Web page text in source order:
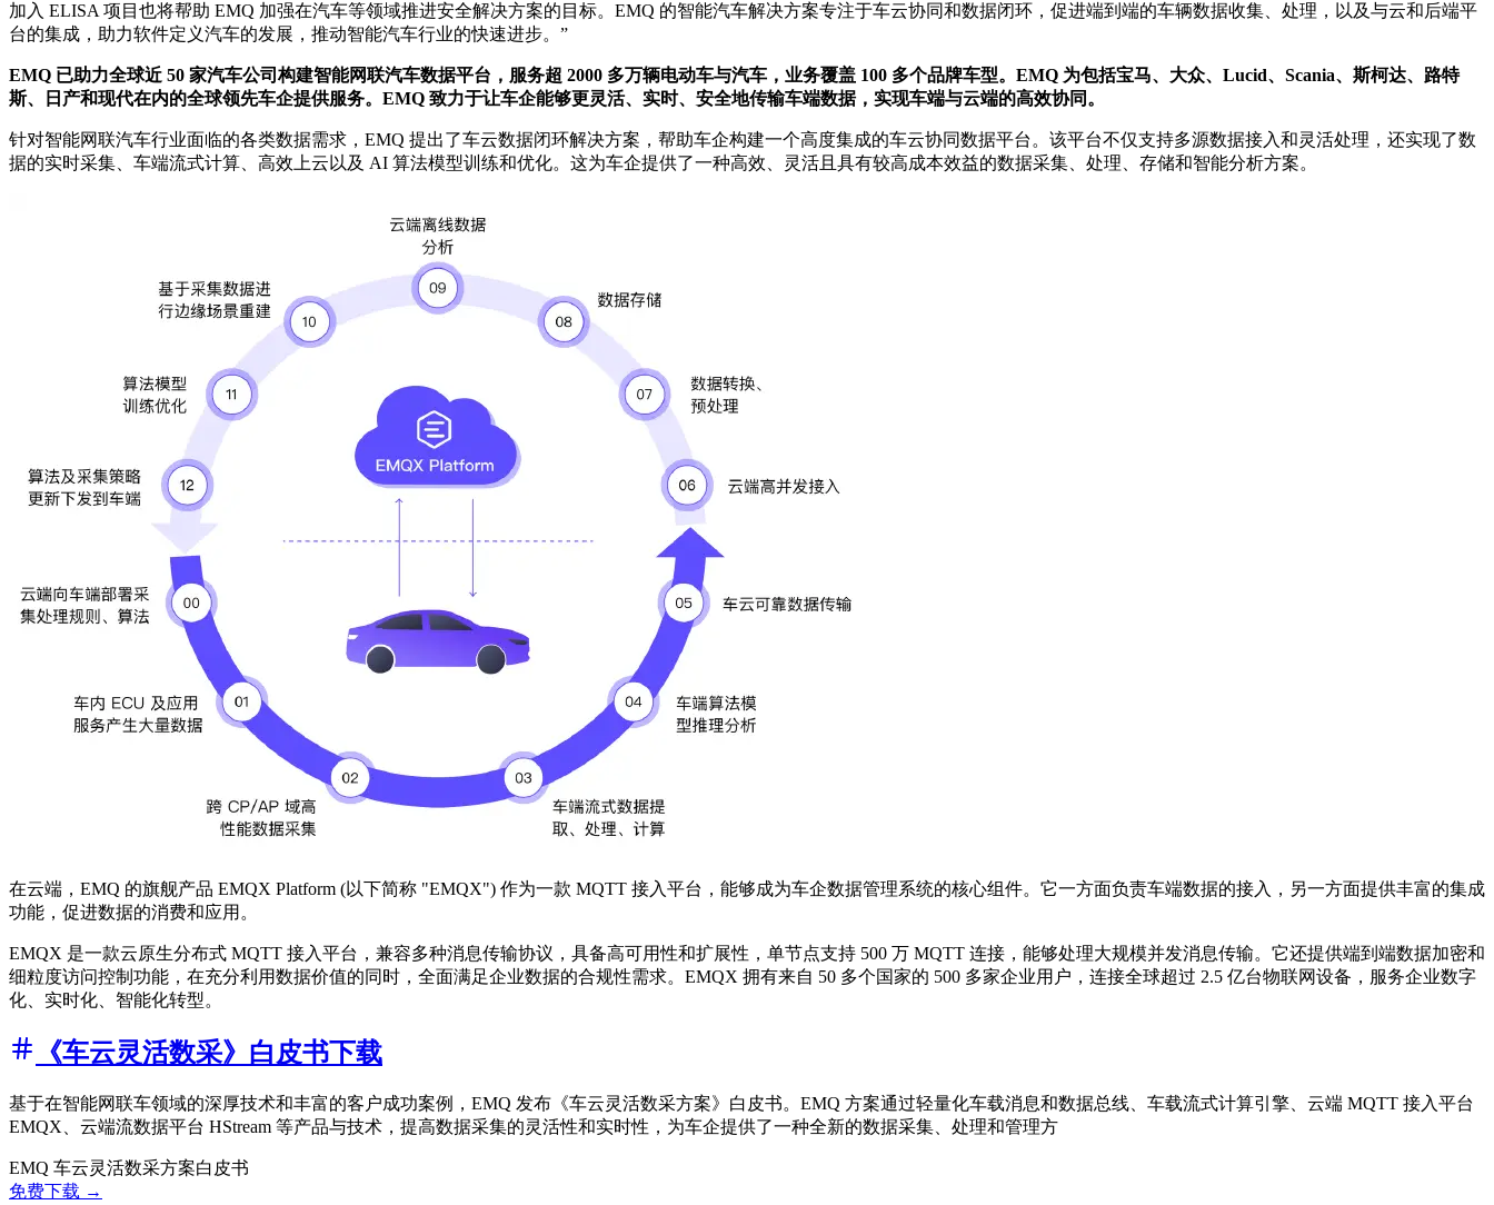
加入 ELISA 项目也将帮助 EMQ 加强在汽车等领域推进安全解决方案的目标。EMQ 的智能汽车解决方案专注于车云协同和数据闭环，促进端到端的车辆数据收集、处理，以及与云和后端平
台的集成，助力软件定义汽车的发展，推动智能汽车行业的快速进步。”
EMQ 已助力全球近 50 家汽车公司构建智能网联汽车数据平台，服务超 2000 多万辆电动车与汽车，业务覆盖 100 多个品牌车型。EMQ 为包括宝马、大众、Lucid、Scania、斯柯达、路特
斯、日产和现代在内的全球领先车企提供服务。EMQ 致力于让车企能够更灵活、实时、安全地传输车端数据，实现车端与云端的高效协同。
针对智能网联汽车行业面临的各类数据需求，EMQ 提出了车云数据闭环解决方案，帮助车企构建一个高度集成的车云协同数据平台。该平台不仅支持多源数据接入和灵活处理，还实现了数
据的实时采集、车端流式计算、高效上云以及 AI 算法模型训练和优化。这为车企提供了一种高效、灵活且具有较高成本效益的数据采集、处理、存储和智能分析方案。
在云端，EMQ 的旗舰产品 EMQX Platform (以下简称 "EMQX") 作为一款 MQTT 接入平台，能够成为车企数据管理系统的核心组件。它一方面负责车端数据的接入，另一方面提供丰富的集成
功能，促进数据的消费和应用。
EMQX 是一款云原生分布式 MQTT 接入平台，兼容多种消息传输协议，具备高可用性和扩展性，单节点支持 500 万 MQTT 连接，能够处理大规模并发消息传输。它还提供端到端数据加密和
细粒度访问控制功能，在充分利用数据价值的同时，全面满足企业数据的合规性需求。EMQX 拥有来自 50 多个国家的 500 多家企业用户，连接全球超过 2.5 亿台物联网设备，服务企业数字
化、实时化、智能化转型。
《车云灵活数采》白皮书下载
基于在智能网联车领域的深厚技术和丰富的客户成功案例，EMQ 发布《车云灵活数采方案》白皮书。EMQ 方案通过轻量化车载消息和数据总线、车载流式计算引擎、云端 MQTT 接入平台
EMQX、云端流数据平台 HStream 等产品与技术，提高数据采集的灵活性和实时性，为车企提供了一种全新的数据采集、处理和管理方
EMQ 车云灵活数采方案白皮书
免费下载 →